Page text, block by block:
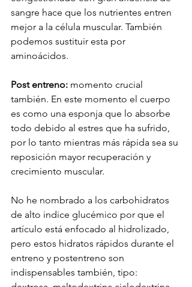
sangre hace que los nutrientes entren
mejor a la célula muscular. También
podemos sustituir esta por
aminoácidos.
Post entreno: momento crucial
también. En este momento el cuerpo
es como una esponja que lo absorbe
todo debido al estres que ha sufrido,
por lo tanto mientras más rápida sea su
reposición mayor recuperación y
crecimiento muscular.
No he nombrado a los carbohidratos
de alto indice glucémico por que el
artículo está enfocado al hidrolizado,
pero estos hidratos rápidos durante el
entreno y postentreno son
indispensables también, tipo: